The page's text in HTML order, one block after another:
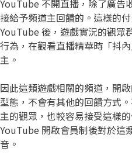
YouTube 不開直播，除了廣告
接給予頻道主回饋的。這樣的
YouTube 後，遊戲實況的觀眾
行為，在觀看直播精華時「抖
主。
因此這類遊戲相關的頻道，開
型態，不會有其他的回饋方式
主的觀眾，也較容易接受這樣
YouTube 開啟會員制後對於這
音。